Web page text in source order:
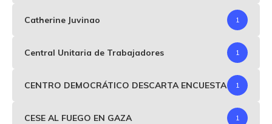
Catherine Juvinao 1
Central Unitaria de Trabajadores 1
CENTRO DEMOCRÁTICO DESCARTA ENCUESTA 1
CESE AL FUEGO EN GAZA 1